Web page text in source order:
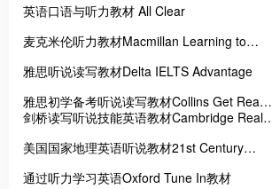
英语口语与听力教材 All Clear
麦克米伦听力教材Macmillan Learning to
雅思听说读写教材Delta IELTS Advantage
雅思初学备考听说读写教材Collins Get Ready
for IELTS
剑桥读写听说技能英语教材Cambridge Real
美国国家地理英语听说教材21st Century
Critical Thinking
通过听力学习英语Oxford Tune In教材